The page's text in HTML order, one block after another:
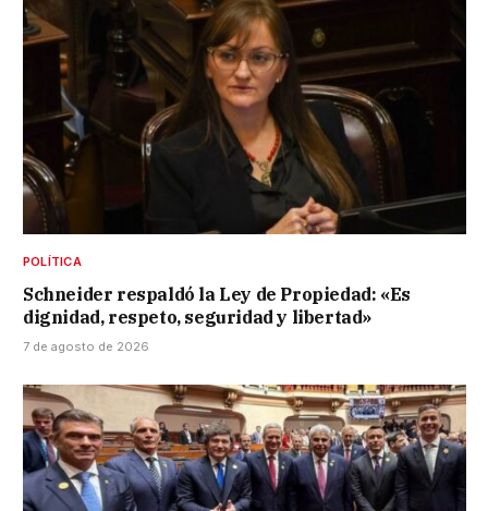
POLÍTICA
Schneider respaldó la Ley de Propiedad: «Es
dignidad, respeto, seguridad y libertad»
7 de agosto de 2026